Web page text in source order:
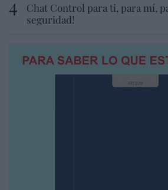
Chat Control para ti, para mí,
seguridad!